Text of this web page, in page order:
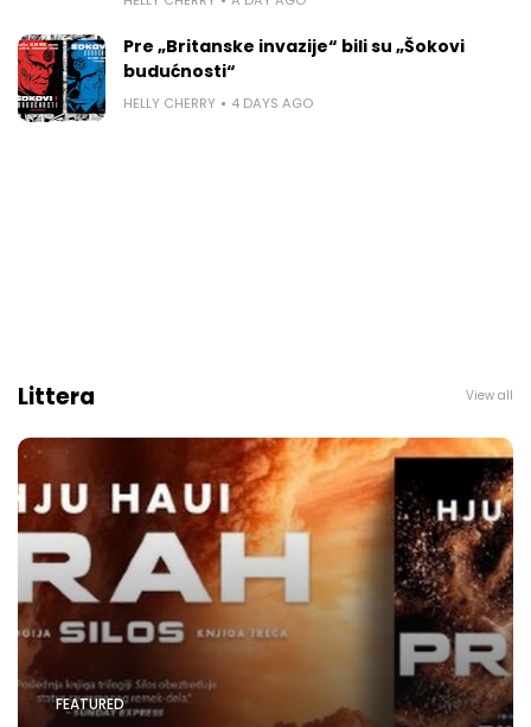
Pre „Britanske invazije“ bili su „Šokovi
budućnosti“
HELLY CHERRY 4 DAYS AGO
Littera View all
FEATURED